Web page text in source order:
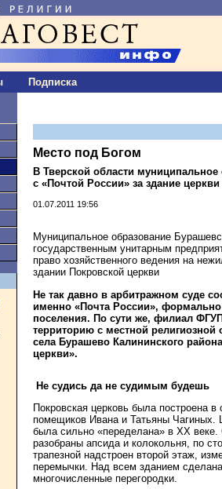
Подписка
Место под Богом
В Тверской области муниципальное
с «Почтой России» за здание церкви
01.07.2011 19:56
Муниципальное образование
государственным унитарным
право хозяйственного ведения на
здании Покровской церкви
Не так давно в арбитражном суде
именно «Почта России»,
поселения. По сути же, филиал
территорию с местной
села Бурашево Калининского
церкви».
Не судись да не судимым будешь
Покровская церковь была построена
помещиков Ивана и Татьяны Чагиных.
была сильно «переделана» в XX
разобраны апсида и колокольня, по
трапезной надстроен второй этаж,
перемычки. Над всем зданием
многочисленные перегородки.